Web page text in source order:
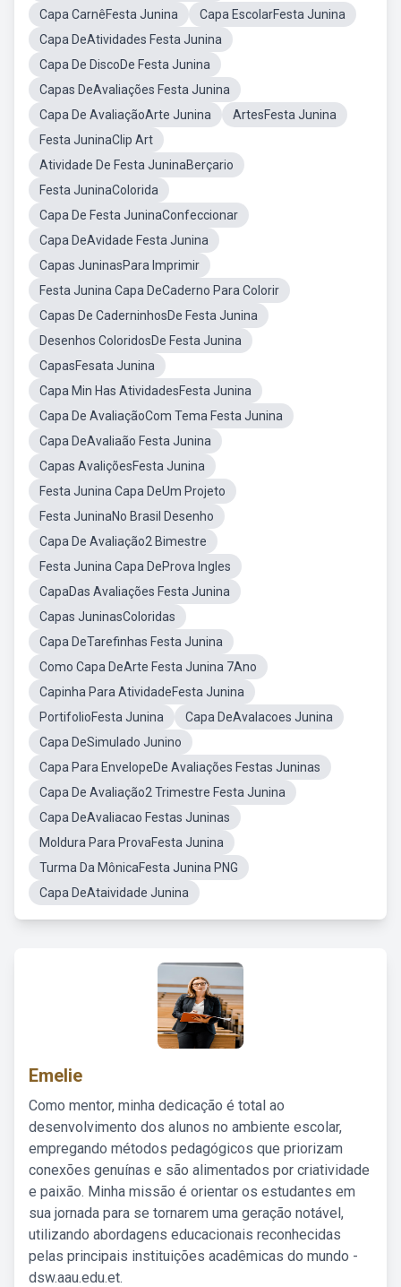
Capa CarnêFesta Junina
Capa EscolarFesta Junina
Capa DeAtividades Festa Junina
Capa De DiscoDe Festa Junina
Capas DeAvaliações Festa Junina
Capa De AvaliaçãoArte Junina
ArtesFesta Junina
Festa JuninaClip Art
Atividade De Festa JuninaBerçario
Festa JuninaColorida
Capa De Festa JuninaConfeccionar
Capa DeAvidade Festa Junina
Capas JuninasPara Imprimir
Festa Junina Capa DeCaderno Para Colorir
Capas De CaderninhosDe Festa Junina
Desenhos ColoridosDe Festa Junina
CapasFesata Junina
Capa Min Has AtividadesFesta Junina
Capa De AvaliaçãoCom Tema Festa Junina
Capa DeAvaliaão Festa Junina
Capas AvaliçõesFesta Junina
Festa Junina Capa DeUm Projeto
Festa JuninaNo Brasil Desenho
Capa De Avaliação2 Bimestre
Festa Junina Capa DeProva Ingles
CapaDas Avaliações Festa Junina
Capas JuninasColoridas
Capa DeTarefinhas Festa Junina
Como Capa DeArte Festa Junina 7Ano
Capinha Para AtividadeFesta Junina
PortifolioFesta Junina
Capa DeAvalacoes Junina
Capa DeSimulado Junino
Capa Para EnvelopeDe Avaliações Festas Juninas
Capa De Avaliação2 Trimestre Festa Junina
Capa DeAvaliacao Festas Juninas
Moldura Para ProvaFesta Junina
Turma Da MônicaFesta Junina PNG
Capa DeAtaividade Junina
Emelie
Como mentor, minha dedicação é total ao
desenvolvimento dos alunos no ambiente escolar,
empregando métodos pedagógicos que priorizam
conexões genuínas e são alimentados por criatividade
e paixão. Minha missão é orientar os estudantes em
sua jornada para se tornarem uma geração notável,
utilizando abordagens educacionais reconhecidas
pelas principais instituições acadêmicas do mundo -
dsw.aau.edu.et.